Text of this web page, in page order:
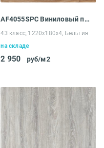
AF4055SPC Виниловый пол Aquafloor Space
43 класс, 1220x180x4, Бельгия
на складе
2 950 руб/м2